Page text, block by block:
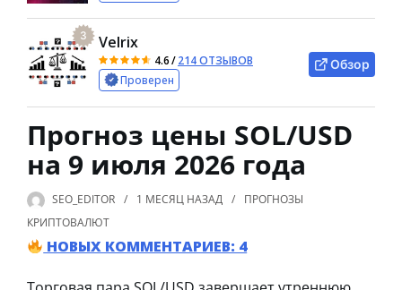
3 Velrix
4.6/214 ОТЗЫВОВ
Проверен
Обзор
Прогноз цены SOL/USD
на 9 июля 2026 года
SEO_EDITOR 1 МЕСЯЦ НАЗАД
ПРОГНОЗЫ
КРИПТОВАЛЮТ
НОВЫХ КОММЕНТАРИЕВ: 4